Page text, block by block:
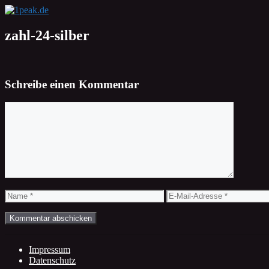
Zum
springen
zahl-24-silber
Schreibe einen Kommentar
Name
E-
Mail-
Impressum
Datenschutz